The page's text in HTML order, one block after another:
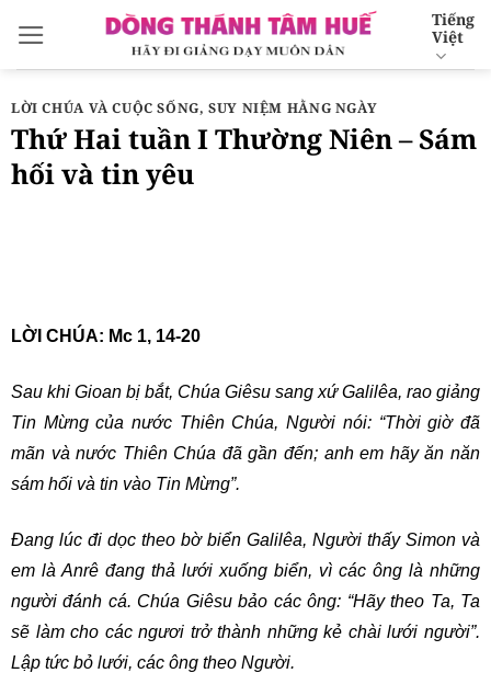
qua
nội
dung
Tiếng
Việt
LỜI CHÚA VÀ CUỘC SỐNG,SUY NIỆM HẰNG NGÀY
Thứ Hai tuần I Thường Niên – Sám
hối và tin yêu
LỜI CHÚA: Mc 1, 14-20
Sau khi Gioan bị bắt, Chúa Giêsu sang xứ Galilêa, rao giảng
Tin Mừng của nước Thiên Chúa, Người nói: “Thời giờ đã
mãn và nước Thiên Chúa đã gần đến; anh em hãy ăn năn
sám hối và tin vào Tin Mừng”.
Ðang lúc đi dọc theo bờ biển Galilêa, Người thấy Simon và
em là Anrê đang thả lưới xuống biển, vì các ông là những
người đánh cá. Chúa Giêsu bảo các ông: “Hãy theo Ta, Ta
sẽ làm cho các ngươi trở thành những kẻ chài lưới người”.
Lập tức bỏ lưới, các ông theo Người.